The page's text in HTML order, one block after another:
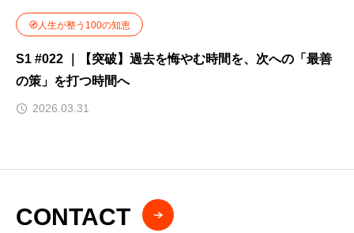
🧭人生が整う100の知恵
S1 #022 ｜【突破】過去を悔やむ時間を、次への「最善
の策」を打つ時間へ
2026.03.31
CONTACT